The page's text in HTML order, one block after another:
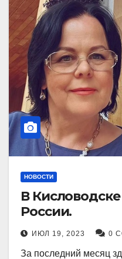
НОВОСТИ
В
России.
ИЮЛ 19, 2023 0
За последний месяц